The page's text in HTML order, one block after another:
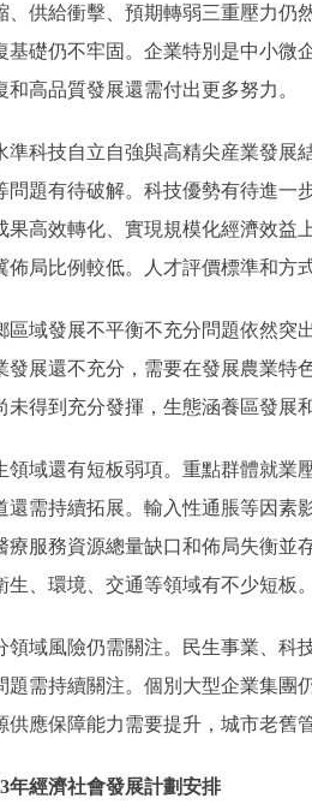
、供給衝擊、預期轉弱三重壓力
基礎仍不牢固。企業特別是中小
和高品質發展還需付出更多努力。
技自立自強與高精尖産業發展結
問題有待破解。科技優勢有待進一
果高效轉化、實現規模化經濟效益
佈局比例較低。人才評價標準和方
發展不平衡不充分問題依然突出
發展還不充分，需要在發展農業特
未得到充分發揮，生態涵養區發展
還有短板弱項。重點群體就業壓
還需持續拓展。輸入性通脹等因素
療服務資源總量缺口和佈局失衡並
生、環境、交通等領域有不少短板
風險仍需關注。民生事業、科技
題需持續關注。個別大型企業集團
供應保障能力需要提升，城市老舊
經濟社會發展計劃安排